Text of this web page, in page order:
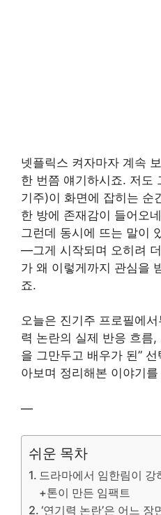
넷플릭스 켜자마자 계속
한 번쯤 얘기하시죠. 저도
기주)이 화면에 잡히는 순
한 방에 존재감이 들어오
그런데 동시에 뜨는 말이
—그게 시작되며 오히려
가 왜 이렇게까지 관심을
죠.
오늘은 진기주 프로필에서
력 논란의 실제 반응 흐름,
을 그만두고 배우가 된”
아보며 정리해본 이야기
—
쉬운 목차
드라마에서 임한림이 강
+톤이 만든 임팩트
‘연기력 논란’은 어느